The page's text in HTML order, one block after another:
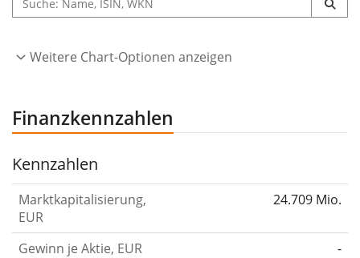
Weitere Chart-Optionen anzeigen
Finanzkennzahlen
Kennzahlen
Marktkapitalisierung,
EUR
24.709 Mio.
Gewinn je Aktie, EUR
-